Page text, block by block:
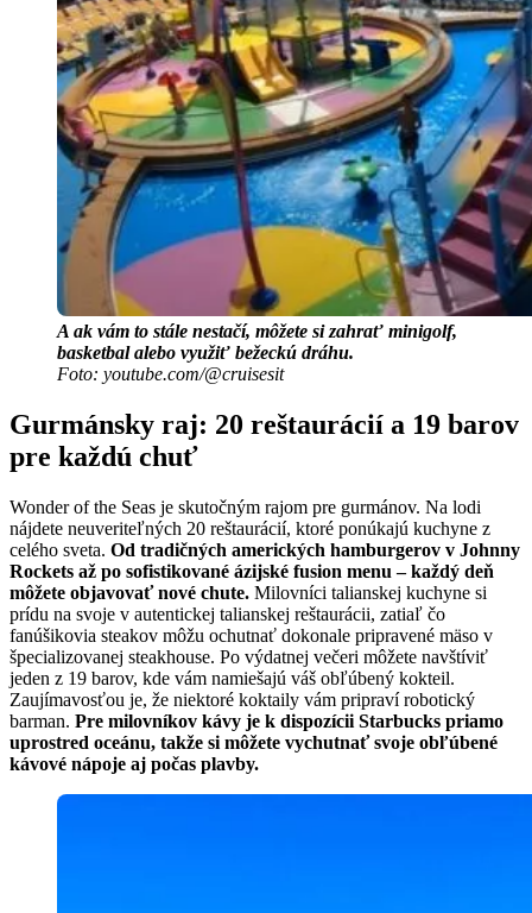
A ak vám to stále nestačí, môžete si zahrať minigolf,
basketbal alebo využiť bežeckú dráhu.
Foto: youtube.com/@cruisesit
Gurmánsky raj: 20 reštaurácií a 19 barov
pre každú chuť
Wonder of the Seas je skutočným rajom pre gurmánov. Na lodi
nájdete neuveriteľných 20 reštaurácií, ktoré ponúkajú kuchyne z
celého sveta. Od tradičných amerických hamburgerov v Johnny
Rockets až po sofistikované ázijské fusion menu – každý deň
môžete objavovať nové chute. Milovníci talianskej kuchyne si
prídu na svoje v autentickej talianskej reštaurácii, zatiaľ čo
fanúšikovia steakov môžu ochutnať dokonale pripravené mäso v
špecializovanej steakhouse. Po výdatnej večeri môžete navštíviť
jeden z 19 barov, kde vám namiešajú váš obľúbený kokteil.
Zaujímavosťou je, že niektoré koktaily vám pripraví robotický
barman. Pre milovníkov kávy je k dispozícii Starbucks priamo
uprostred oceánu, takže si môžete vychutnať svoje obľúbené
kávové nápoje aj počas plavby.